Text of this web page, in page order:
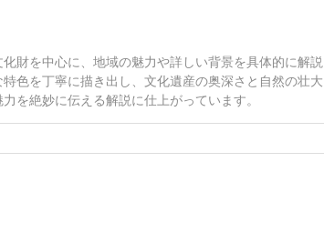
財を中心に、地域の魅力や詳しい背景を具体的に解説
色を丁寧に描き出し、文化遺産の奥深さと自然の壮大
を絶妙に伝える解説に仕上がっています。